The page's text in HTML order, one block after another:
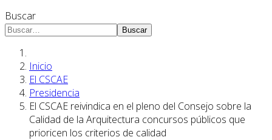
Buscar
Buscar
Inicio
El CSCAE
Presidencia
El CSCAE reivindica en el pleno del Consejo sobre la
Calidad de la Arquitectura concursos públicos que
prioricen los criterios de calidad